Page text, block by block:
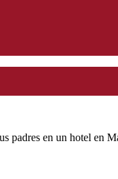
padres en un hotel en